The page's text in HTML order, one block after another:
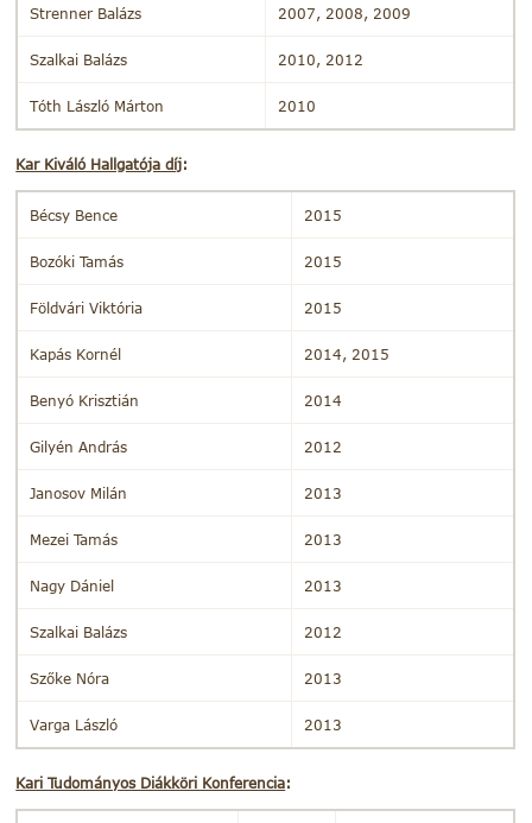
Strenner Balázs 2007, 2008, 2009
Szalkai Balázs 2010, 2012
Tóth László Márton 2010
Kar Kiváló Hallgatója díj:
Bécsy Bence 2015
Bozóki Tamás 2015
Földvári Viktória 2015
Kapás Kornél 2014, 2015
Benyó Krisztián 2014
Gilyén András 2012
Janosov Milán 2013
Mezei Tamás 2013
Nagy Dániel 2013
Szalkai Balázs 2012
Szőke Nóra 2013
Varga László 2013
Kari Tudományos Diákköri Konferencia: